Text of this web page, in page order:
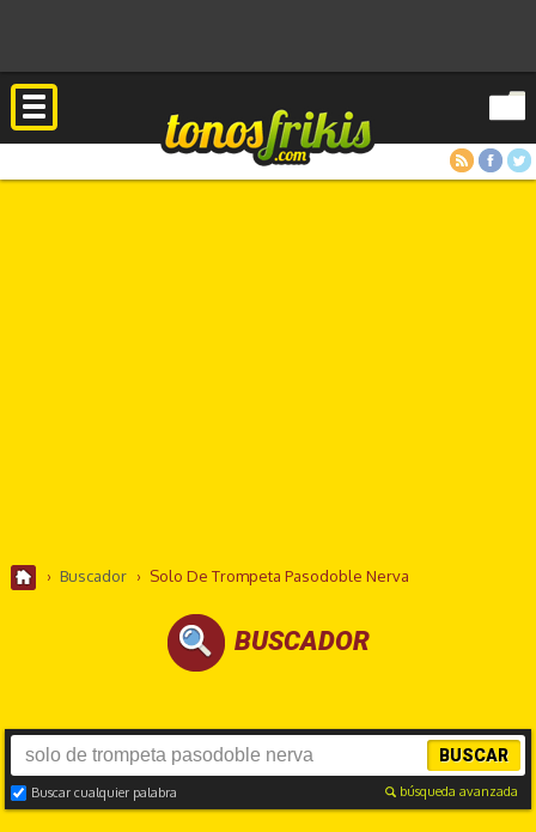
RSS FacebookTwitter
› Buscador › Solo De Trompeta Pasodoble Nerva
BUSCADOR
BUSCAR
Buscar cualquier palabra búsqueda avanzada